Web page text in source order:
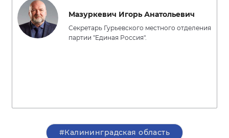
Мазуркевич Игорь Анатольевич
Секретарь Гурьевского местного отделения
партии "Единая Россия".
#Калининградская область